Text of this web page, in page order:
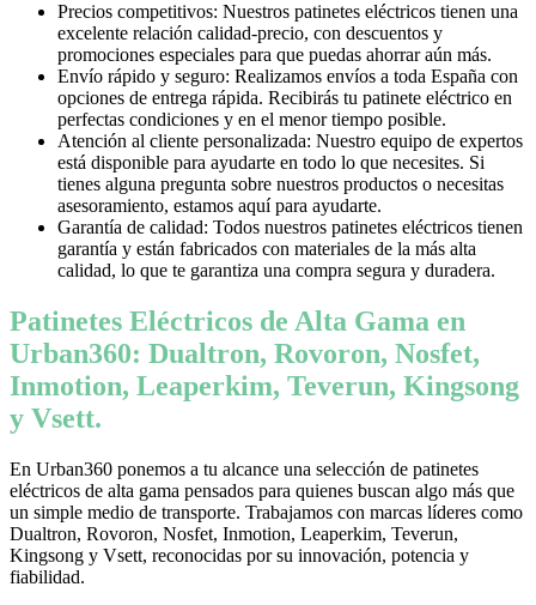
Precios competitivos: Nuestros patinetes eléctricos tienen una
excelente relación calidad-precio, con descuentos y
promociones especiales para que puedas ahorrar aún más.
Envío rápido y seguro: Realizamos envíos a toda España con
opciones de entrega rápida. Recibirás tu patinete eléctrico en
perfectas condiciones y en el menor tiempo posible.
Atención al cliente personalizada: Nuestro equipo de expertos
está disponible para ayudarte en todo lo que necesites. Si
tienes alguna pregunta sobre nuestros productos o necesitas
asesoramiento, estamos aquí para ayudarte.
Garantía de calidad: Todos nuestros patinetes eléctricos tienen
garantía y están fabricados con materiales de la más alta
calidad, lo que te garantiza una compra segura y duradera.
Patinetes Eléctricos de Alta Gama en
Urban360: Dualtron, Rovoron, Nosfet,
Inmotion, Leaperkim, Teverun, Kingsong
y Vsett.
En Urban360 ponemos a tu alcance una selección de patinetes
eléctricos de alta gama pensados para quienes buscan algo más que
un simple medio de transporte. Trabajamos con marcas líderes como
Dualtron, Rovoron, Nosfet, Inmotion, Leaperkim, Teverun,
Kingsong y Vsett, reconocidas por su innovación, potencia y
fiabilidad.